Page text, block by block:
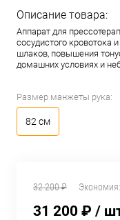
Описание товара:
Аппарат для
сосудистого кровотока
шлаков, повышения
домашних условиях и
Размер манжеты рука:
82 см
32 200 ₽ Экономия:
31 200 ₽ /